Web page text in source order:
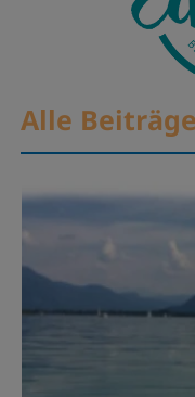
Alle